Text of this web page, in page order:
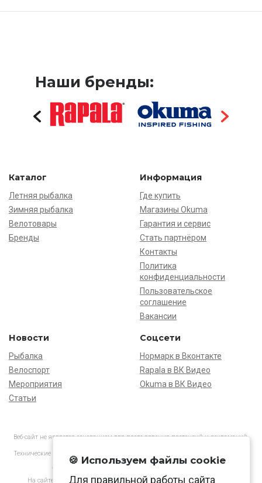
Наши бренды:
Каталог
Летняя рыбалка
Зимняя рыбалка
Велотовары
Бренды
Информация
Где купить
Магазины Okuma
Гарантия и сервис
Стать партнёром
Контакты
Политика
конфиденциальности
Пользовательское
соглашение
Вакансии
Новости
Рыбалка
Велоспорт
Мероприятия
Статьи
Соцсети
Нормарк в Вконтакте
Rapala в ВК Видео
Okuma в ВК Видео
Веб-сайт не является основанием для предъявления претензий и рекламаций,
Технические характеристики товаров могут отличаться от указанных на сайте.
АО «Нормарк» ИНН 7728172512 ОГРН 1037739603505
На сайте применяютсярекомендательные технологиив соответствии
🍪 Используем файлы cookie
Для правильной работы сайта